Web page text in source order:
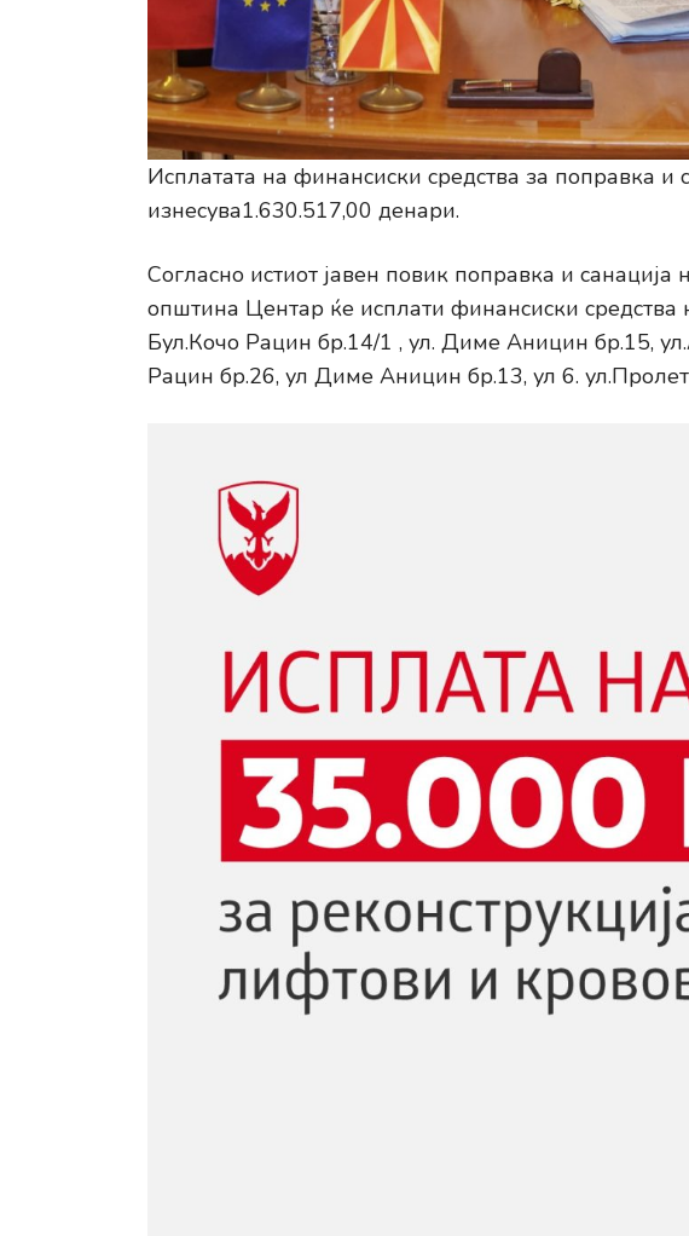
Исплатата на финансиски средства за поправка и
изнесува1.630.517,00 денари.
Согласно истиот јавен повик поправка и
општина Центар ќе исплати финансиски средства
Бул.Кочо Рацин бр.14/1 , ул. Диме Аницин бр.15,
Рацин бр.26, ул Диме Аницин бр.13, ул 6.